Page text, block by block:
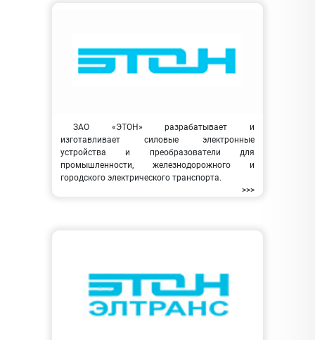
ЗАО «ЭТОН» разрабатывает и
изготавливает силовые электронные
устройства и преобразователи для
промышленности, железнодорожного и
городского электрического транспорта.
>>>